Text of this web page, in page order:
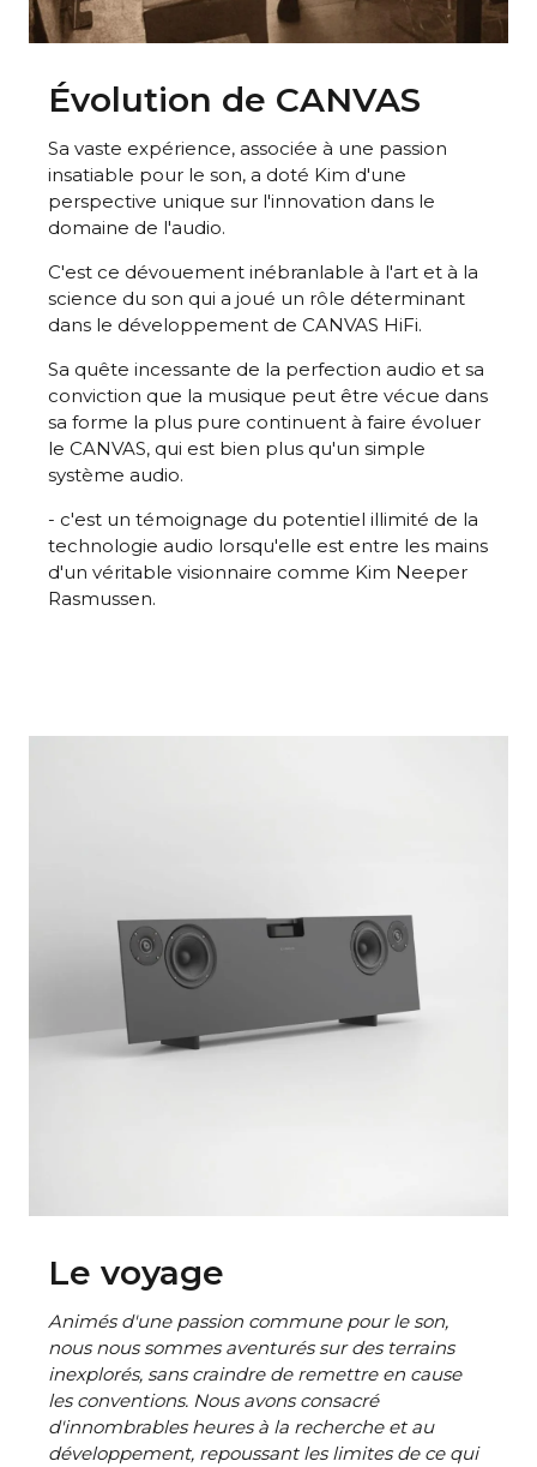
Évolution de CANVAS
Sa vaste expérience, associée à une passion
insatiable pour le son, a doté Kim d'une
perspective unique sur l'innovation dans le
domaine de l'audio.
C'est ce dévouement inébranlable à l'art et à la
science du son qui a joué un rôle déterminant
dans le développement de CANVAS HiFi.
Sa quête incessante de la perfection audio et sa
conviction que la musique peut être vécue dans
sa forme la plus pure continuent à faire évoluer
le CANVAS, qui est bien plus qu'un simple
système audio.
- c'est un témoignage du potentiel illimité de la
technologie audio lorsqu'elle est entre les mains
d'un véritable visionnaire comme Kim Neeper
Rasmussen.
Le voyage
Animés d'une passion commune pour le son,
nous nous sommes aventurés sur des terrains
inexplorés, sans craindre de remettre en cause
les conventions. Nous avons consacré
d'innombrables heures à la recherche et au
développement, repoussant les limites de ce qui